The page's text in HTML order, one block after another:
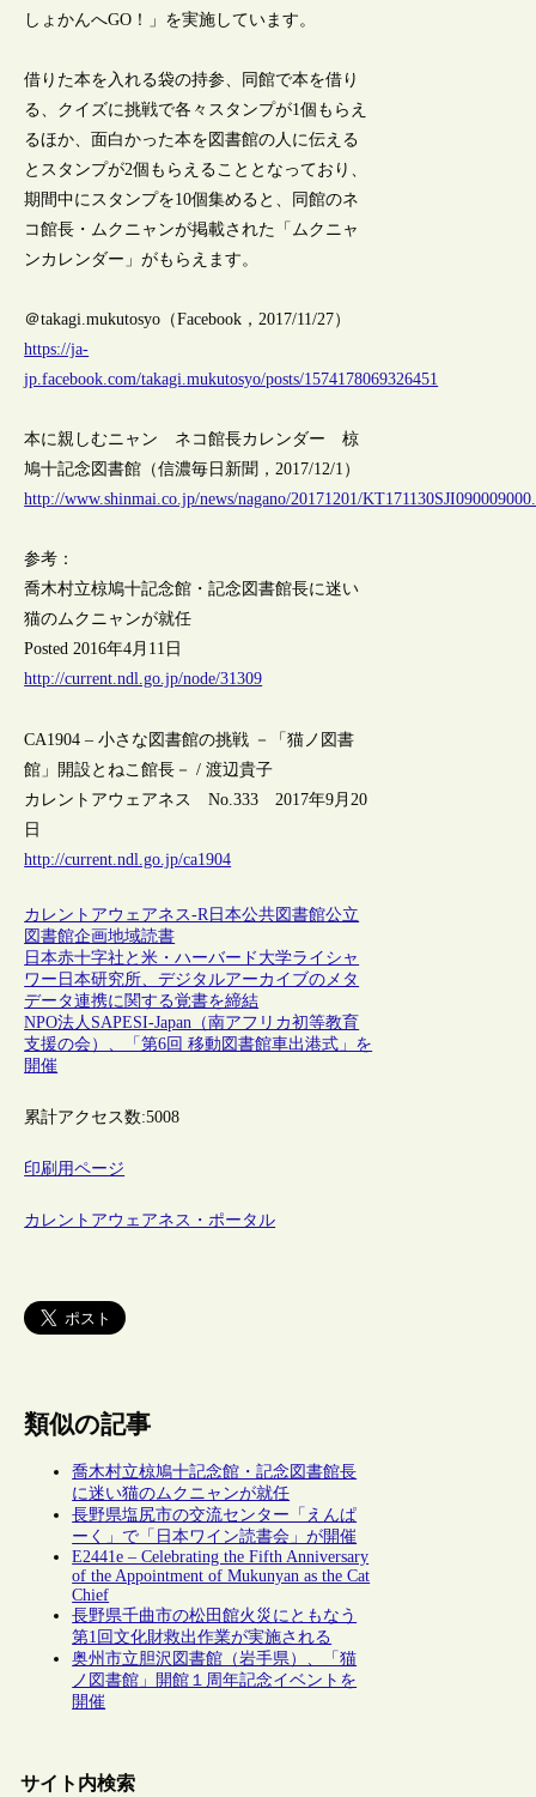
しょかんへGO！」を実施しています。
借りた本を入れる袋の持参、同館で本を借り
る、クイズに挑戦で各々スタンプが1個もらえ
るほか、面白かった本を図書館の人に伝える
とスタンプが2個もらえることとなっており、
期間中にスタンプを10個集めると、同館のネ
コ館長・ムクニャンが掲載された「ムクニャ
ンカレンダー」がもらえます。
＠takagi.mukutosyo（Facebook，2017/11/27）
https://ja-
jp.facebook.com/takagi.mukutosyo/posts/1574178069326451
本に親しむニャン ネコ館長カレンダー 椋
鳩十記念図書館（信濃毎日新聞，2017/12/1）
http://www.shinmai.co.jp/news/nagano/20171201/
参考：
喬木村立椋鳩十記念館・記念図書館長に迷い
猫のムクニャンが就任
Posted 2016年4月11日
http://current.ndl.go.jp/node/31309
CA1904 – 小さな図書館の挑戦 －「猫ノ図書
館」開設とねこ館長－ / 渡辺貴子
カレントアウェアネス No.333 2017年9月20
日
http://current.ndl.go.jp/ca1904
カレントアウェアネス-R 日本公共図書館公立
図書館企画地域読書
日本赤十字社と米・ハーバード大学ライシャ
ワー日本研究所、デジタルアーカイブのメタ
データ連携に関する覚書を締結
NPO法人SAPESI-Japan（南アフリカ初等教育
支援の会）、「第6回 移動図書館車出港式」を
開催
累計アクセス数:5008
印刷用ページ
カレントアウェアネス・ポータル
類似の記事
喬木村立椋鳩十記念館・記念図書館長
に迷い猫のムクニャンが就任
長野県塩尻市の交流センター「えんぱ
ーく」で「日本ワイン読書会」が開催
E2441e – Celebrating the Fifth Anniversary
of the Appointment of Mukunyan as the Cat
Chief
長野県千曲市の松田館火災にともなう
第1回文化財救出作業が実施される
奥州市立胆沢図書館（岩手県）、「猫
ノ図書館」開館１周年記念イベントを
開催
サイト内検索